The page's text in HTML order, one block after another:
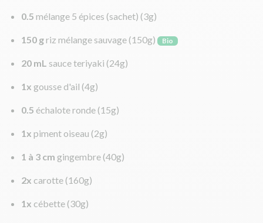
0.5 mélange 5 épices (sachet) (3g)
150 griz mélange sauvage (150g) Bio
20 mL sauce teriyaki (24g)
1x gousse d'ail (4g)
0.5 échalote ronde (15g)
1x piment oiseau (2g)
1 à 3 cm gingembre (40g)
2x carotte (160g)
1x cébette (30g)